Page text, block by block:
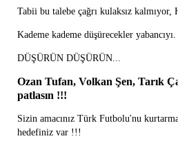
Tabii bu talebe çağrı kulaksız kalmıyor,
Kademe kademe düşürecekler yabancıyı.
DÜŞÜRÜN DÜŞÜRÜN...
Ozan Tufan, Volkan Şen, Tarık
patlasın !!!
Sizin amacınız Türk Futbolu'nu
hedefiniz var !!!